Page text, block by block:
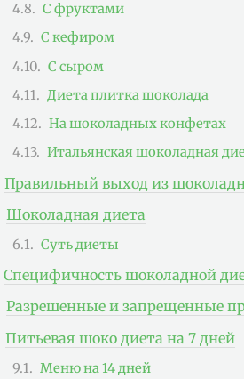
С фруктами
С кефиром
С сыром
Диета плитка шоколада
На шоколадных конфетах
Итальянская шоколадная
Правильный выход из
Шоколадная диета
Суть диеты
Специфичность шоколадной
Разрешенные и запрещенные
Питьевая шоко диета на 7 дней
Меню на 14 дней